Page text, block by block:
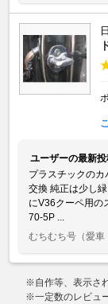
ユーザーの最新
プラスチックの
交換 純正は少し
にV36クーペ用の
70-5P ...
むちむち号 （愛
※自作等、表示さ
※一定数のレビュ